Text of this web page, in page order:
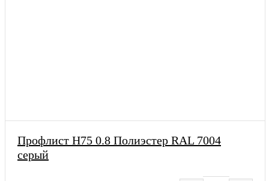
Профлист Н75 0.8 Полиэстер RAL 7004
серый